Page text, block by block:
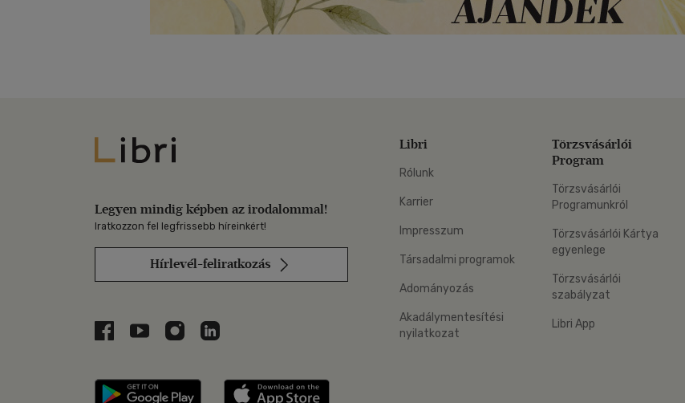
Libri
Legyen mindig képben az irodalommal!
Iratkozzon fel legfrissebb híreinkért!
Hírlevél-feliratkozás
Libri a Facebookon
Libri a Youtube-on
Libri az Instagramon
Libri a LinkedInen
Libri applikáció Szerezd meg: Google Play
Libri
Rólunk
Karrier
Impresszum
Társadalmi programok
Adományozás
Akadálymentesítési
nyilatkozat
Törzsvásárlói
Program
Törzsvásárlói
Programunkról
Törzsvásárlói Kártya
egyenlege
Törzsvásárlói
szabályzat
Libri App